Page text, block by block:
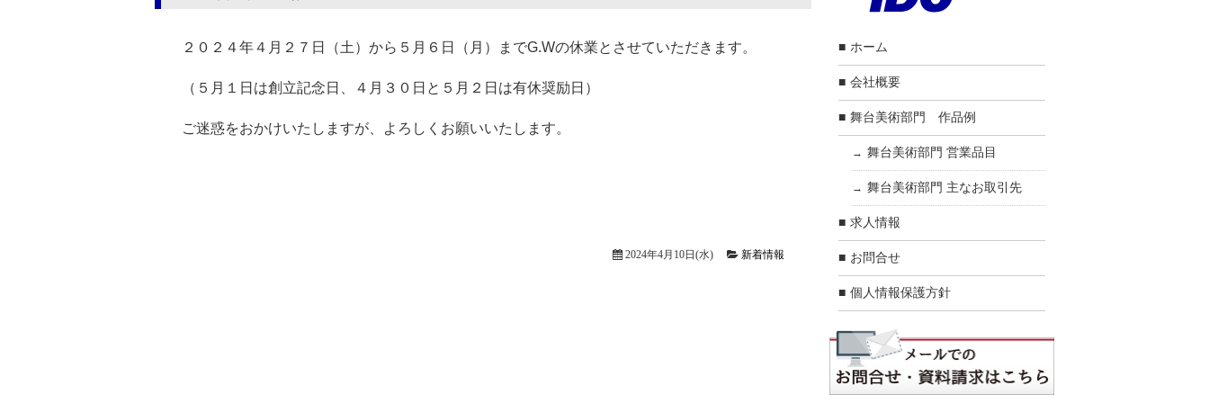
２０２４年４月２７日（土）から５月６日（月）までG.Wの休業とさせていただきます。
（５月１日は創立記念日、４月３０日と５月２日は有休奨励日）
ご迷惑をおかけいたしますが、よろしくお願いいたします。
2024年4月10日(水) 新着情報
ホーム
会社概要
舞台美術部門 作品例
舞台美術部門 営業品目
舞台美術部門 主なお取引先
求人情報
お問合せ
個人情報保護方針